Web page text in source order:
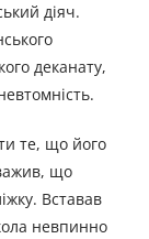
діяч.
деканату,
те, що його
що
Вставав
невпинно